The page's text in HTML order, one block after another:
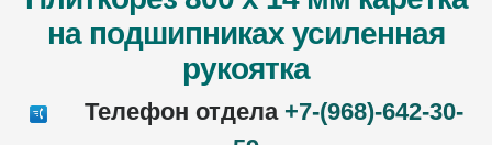
на подшипниках усиленная
рукоятка
Телефон отдела +7-(968)-642-30-